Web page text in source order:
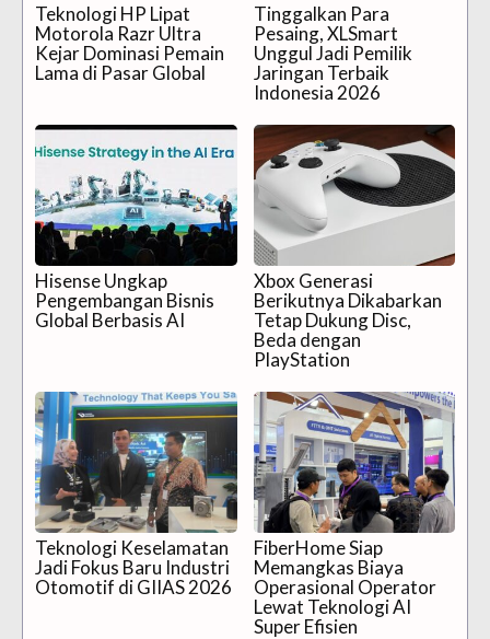
Teknologi HP Lipat
Motorola Razr Ultra
Kejar Dominasi Pemain
Lama di Pasar Global
Tinggalkan Para
Pesaing, XLSmart
Unggul Jadi Pemilik
Jaringan Terbaik
Indonesia 2026
Hisense Ungkap
Pengembangan Bisnis
Global Berbasis AI
Xbox Generasi
Berikutnya Dikabarkan
Tetap Dukung Disc,
Beda dengan
PlayStation
Teknologi Keselamatan
Jadi Fokus Baru Industri
Otomotif di GIIAS 2026
FiberHome Siap
Memangkas Biaya
Operasional Operator
Lewat Teknologi AI
Super Efisien